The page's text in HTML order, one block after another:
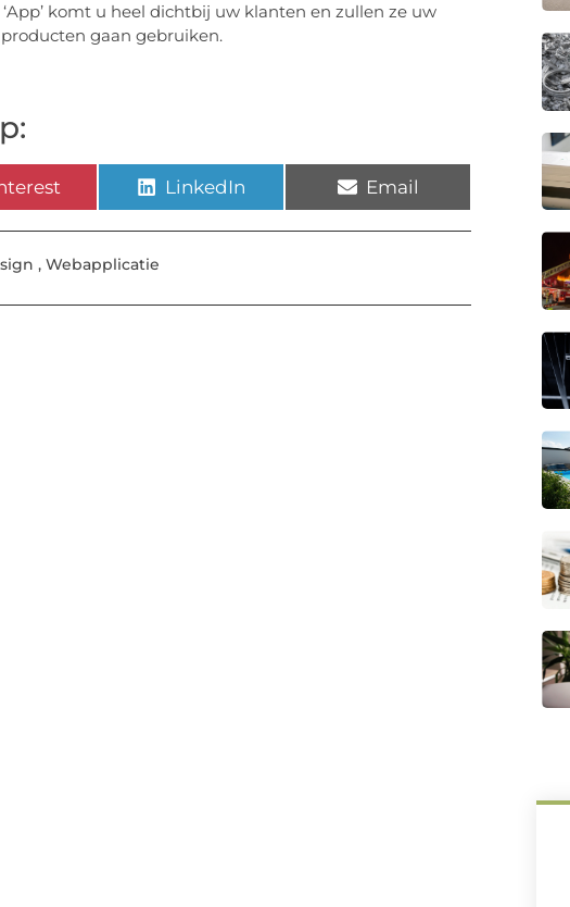
komt u heel dichtbij uw klanten en zullen ze uw
gaan gebruiken.
LinkedIn Email
, Webapplicatie